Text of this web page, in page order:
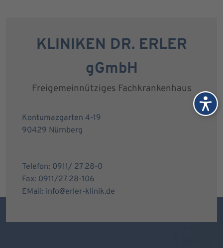
KLINIKEN DR. ERLER
gGmbH
Freigemeinnütziges Fachkrankenhaus
Kontumazgarten 4-19
90429 Nürnberg
Telefon: 0911/ 27 28-0
Fax: 0911/27 28-106
EMail: info@erler-klinik.de